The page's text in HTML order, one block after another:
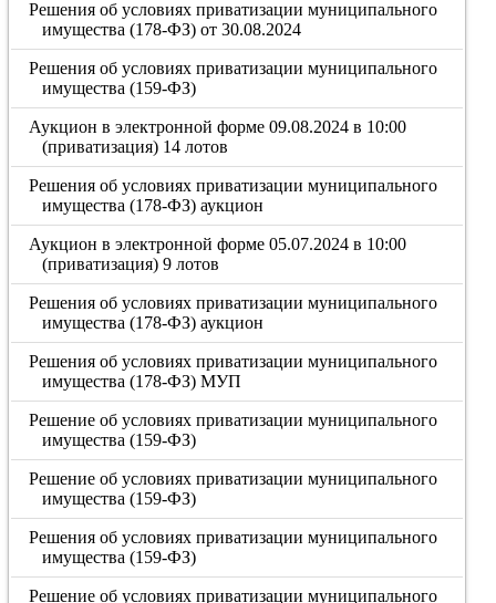
Решения об условиях приватизации муниципального
имущества (178-ФЗ) от 30.08.2024
Решения об условиях приватизации муниципального
имущества (159-ФЗ)
Аукцион в электронной форме 09.08.2024 в 10:00
(приватизация) 14 лотов
Решения об условиях приватизации муниципального
имущества (178-ФЗ) аукцион
Аукцион в электронной форме 05.07.2024 в 10:00
(приватизация) 9 лотов
Решения об условиях приватизации муниципального
имущества (178-ФЗ) аукцион
Решения об условиях приватизации муниципального
имущества (178-ФЗ) МУП
Решение об условиях приватизации муниципального
имущества (159-ФЗ)
Решение об условиях приватизации муниципального
имущества (159-ФЗ)
Решения об условиях приватизации муниципального
имущества (159-ФЗ)
Решение об условиях приватизации муниципального